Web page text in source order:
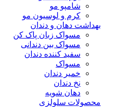
شامپو مو
کرم و لوسیون مو
بهداشت دهان و دندان
مسواک زبان پاک کن
مسواک بین دندانی
سفید کننده دندان
مسواک
خمیر دندان
نخ دندان
دهان شویه
محصولات سلولزی